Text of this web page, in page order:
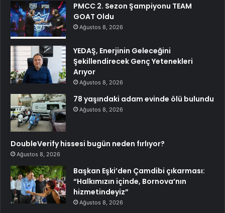
PMCC 2. Sezon Şampiyonu TEAM
GOAT Oldu
Ağustos 8, 2026
YEDAŞ, Enerjinin Geleceğini
Şekillendirecek Genç Yetenekleri
Arıyor
Ağustos 8, 2026
78 yaşındaki adam evinde ölü bulundu
Ağustos 8, 2026
DoubleVerify hissesi bugün neden fırlıyor?
Ağustos 8, 2026
Başkan Eşki’den Çamdibi çıkarması:
“Halkımızın içinde, Bornova’nın
hizmetindeyiz”
Ağustos 8, 2026